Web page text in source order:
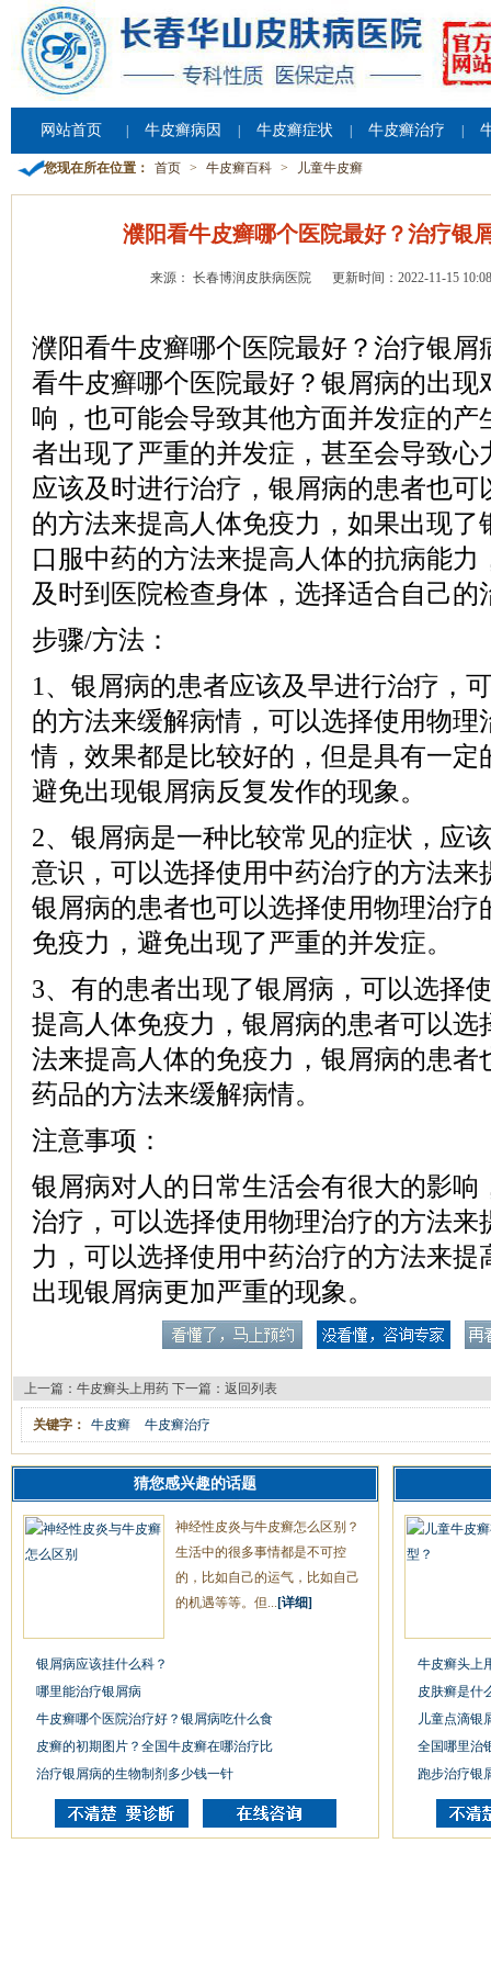
网站首页 牛皮癣病因 牛皮癣症状 牛皮癣治疗
您现在所在位置： 首页 > 牛皮癣百科 > 儿童牛皮癣
濮阳看牛皮癣哪个医院最好？治疗银
来源： 长春博润皮肤病医院 更新时间：2022-11-15
濮阳看牛皮癣哪个医院最好？治疗银屑
看牛皮癣哪个医院最好？银屑病的出现
响，也可能会导致其他方面并发症的产
者出现了严重的并发症，甚至会导致心
应该及时进行治疗，银屑病的患者也可
的方法来提高人体免疫力，如果出现了
口服中药的方法来提高人体的抗病能力
及时到医院检查身体，选择适合自己的
步骤/方法：
1、银屑病的患者应该及早进行治疗，
的方法来缓解病情，可以选择使用物理
情，效果都是比较好的，但是具有一定
避免出现银屑病反复发作的现象。
2、银屑病是一种比较常见的症状，应
意识，可以选择使用中药治疗的方法来
银屑病的患者也可以选择使用物理治疗
免疫力，避免出现了严重的并发症。
3、有的患者出现了银屑病，可以选择
提高人体免疫力，银屑病的患者可以选
法来提高人体的免疫力，银屑病的患者
药品的方法来缓解病情。
注意事项：
银屑病对人的日常生活会有很大的影响
治疗，可以选择使用物理治疗的方法来
力，可以选择使用中药治疗的方法来提
出现银屑病更加严重的现象。
上一篇： 牛皮癣头上用药 下一篇： 返回列表
关键字： 牛皮癣 牛皮癣治疗
猜您感兴趣的话题
神经性皮炎与牛皮癣怎么区别？
生活中的很多事情都是不可控
的，比如自己的运气，比如自己
的机遇等等。但... [详细]
银屑病应该挂什么科？
哪里能治疗银屑病
牛皮癣哪个医院治疗好？银屑病吃什么食
皮癣的初期图片？全国牛皮癣在哪治疗比
治疗银屑病的生物制剂多少钱一针
牛皮癣头上
皮肤癣是什
儿童点滴银
全国哪里治
跑步治疗银